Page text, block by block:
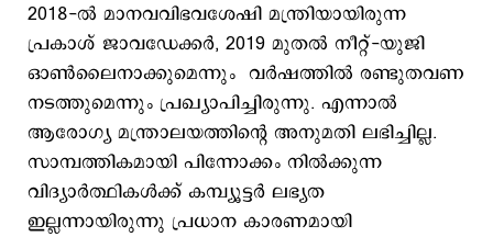
2018-ൽ മാനവവിഭവശേഷി മന്ത്രിയായിരുന്ന
പ്രകാശ് ജാവഡേക്കർ, 2019 മുതല്‍ നീറ്റ്-യുജി
ഓൺലൈനാക്കുമെന്നും വർഷത്തിൽ രണ്ടുതവണ
നടത്തുമെന്നും പ്രഖ്യാപിച്ചിരുന്നു. എന്നാൽ
ആരോഗ്യ മന്ത്രാലയത്തിന്റെ അനുമതി ലഭിച്ചില്ല.
സാമ്പത്തികമായി പിന്നോക്കം നിൽക്കുന്ന
വിദ്യാർത്ഥികൾക്ക് കമ്പ്യൂട്ടർ ലഭ്യത
ഇല്ലന്നായിരുന്നു പ്രധാന കാരണമായി